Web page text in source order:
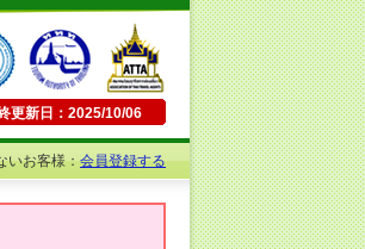
更新日：2025/10/06
お客様：会員登録する